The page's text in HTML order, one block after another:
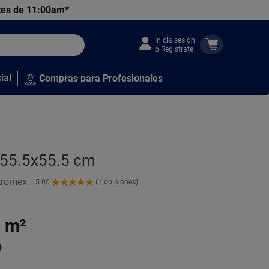
de 11:00am*
Inicia sesión
o Regístrate
Compras para Profesionales
cm
5.00
5.00
(1 opiniones)
m²